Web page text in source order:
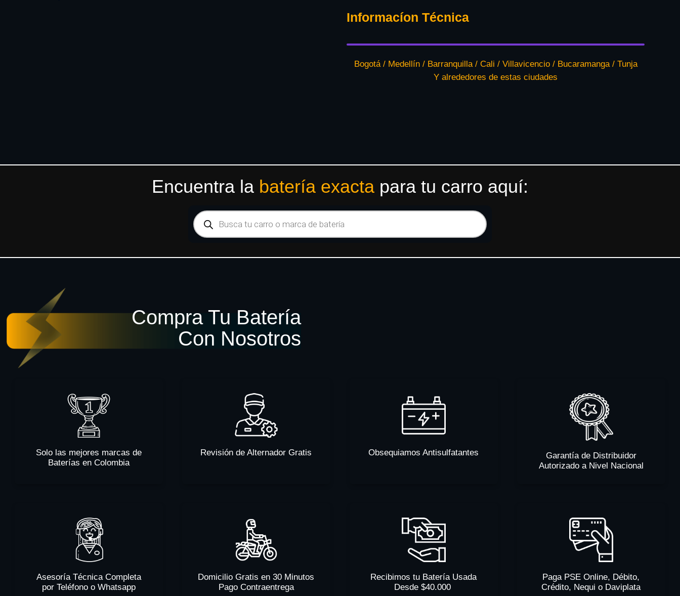
Informacíon Técnica
Bogotá / Medellín / Barranquilla / Cali / Villavicencio / Bucaramanga / Tunja
Y alrededores de estas ciudades
Encuentra la batería exacta para tu carro aquí:
Compra Tu Batería
Con Nosotros
Solo las mejores marcas de
Baterías en Colombia
Revisión de Alternador Gratis Obsequiamos Antisulfatantes
Garantía de Distribuidor
Autorizado a Nivel Nacional
Asesoría Técnica Completa
por Teléfono o Whatsapp
Domicilio Gratis en 30 Minutos
Pago Contraentrega
Recibimos tu Batería Usada
Desde $40.000
Paga PSE Online, Débito,
Crédito, Nequi o Daviplata